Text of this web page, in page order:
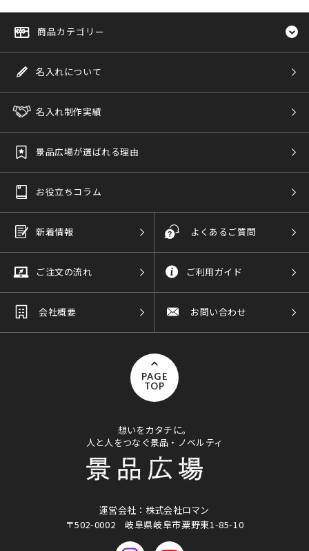
商品カテゴリー
名入れについて
名入れ制作実績
景品広場が選ばれる理由
お役立ちコラム
新着情報 よくあるご質問
ご注文の流れ ご利用ガイド
会社概要 お問い合わせ
PAGE
TOP
想いをカタチに。
人と人をつなぐ景品・ノベルティ
運営会社：株式会社ロマン
〒502-0002岐阜県岐阜市粟野東1-85-10